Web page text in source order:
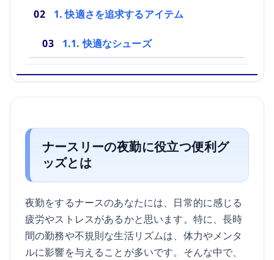
1. 快適さを追求するアイテム
1.1. 快適なシューズ
ナースリーの夜勤に役立つ便利グ
ッズとは
夜勤をするナースのあなたには、日常的に感じる
疲労やストレスがあるかと思います。特に、長時
間の勤務や不規則な生活リズムは、体力やメンタ
ルに影響を与えることが多いです。そんな中で、